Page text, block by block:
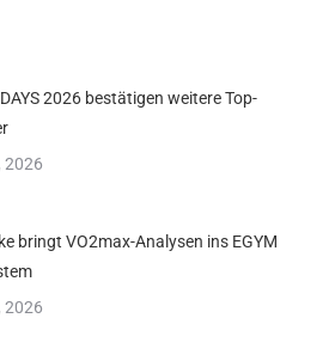
2026 bestätigen weitere Top-
2026
bringt VO2max-Analysen ins EGYM
2026